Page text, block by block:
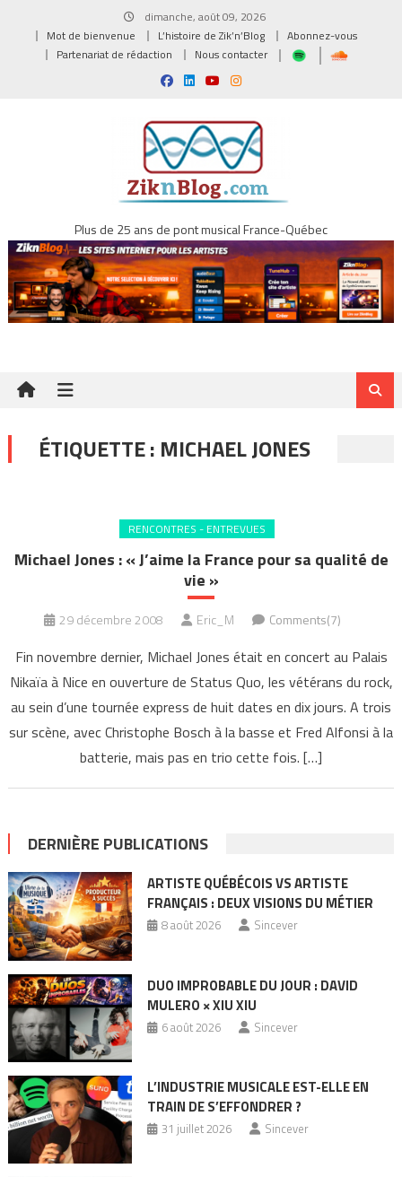
dimanche, août 09, 2026
Mot de bienvenue
L’histoire de Zik’n’Blog
Abonnez-vous
Partenariat de rédaction
Nous contacter
Plus de 25 ans de pont musical France-Québec
ÉTIQUETTE : MICHAEL JONES
RENCONTRES - ENTREVUES
Michael Jones : « J’aime la France pour sa qualité de
vie »
29 décembre 2008 Eric_M Comments(7)
Fin novembre dernier, Michael Jones était en concert au Palais
Nikaïa à Nice en ouverture de Status Quo, les vétérans du rock,
au sein d’une tournée express de huit dates en dix jours. A trois
sur scène, avec Christophe Bosch à la basse et Fred Alfonsi à la
batterie, mais pas en trio cette fois. […]
DERNIÈRE PUBLICATIONS
ARTISTE QUÉBÉCOIS VS ARTISTE
FRANÇAIS : DEUX VISIONS DU MÉTIER
8 août 2026 Sincever
DUO IMPROBABLE DU JOUR : DAVID
MULERO × XIU XIU
6 août 2026 Sincever
L’INDUSTRIE MUSICALE EST-ELLE EN
TRAIN DE S’EFFONDRER ?
31 juillet 2026 Sincever